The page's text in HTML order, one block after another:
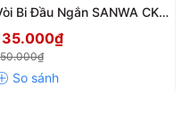
Bi Đầu Ngắn SANWA CK
Siêu Bền Chuẩn JIS